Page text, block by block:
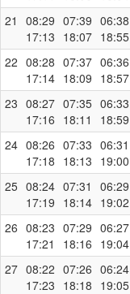
21
08:29
17:13
07:39
18:07
06:38
18:55
22 08:28
17:14
07:37
18:09
06:36
18:57
23 08:27
17:16
07:35
18:11
06:33
18:59
24 08:26
17:18
07:33
18:13
06:31
19:00
25 08:24
17:19
07:31
18:14
06:29
19:02
26 08:23
17:21
07:29
18:16
06:27
19:04
27 08:22
17:23
07:26
18:18
06:24
19:05